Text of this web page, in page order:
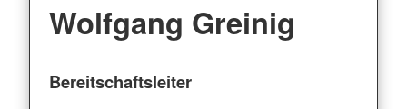
Wolfgang Greinig
Bereitschaftsleiter